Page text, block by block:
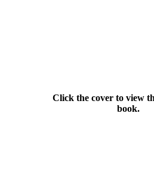
Click the cover to view
book.